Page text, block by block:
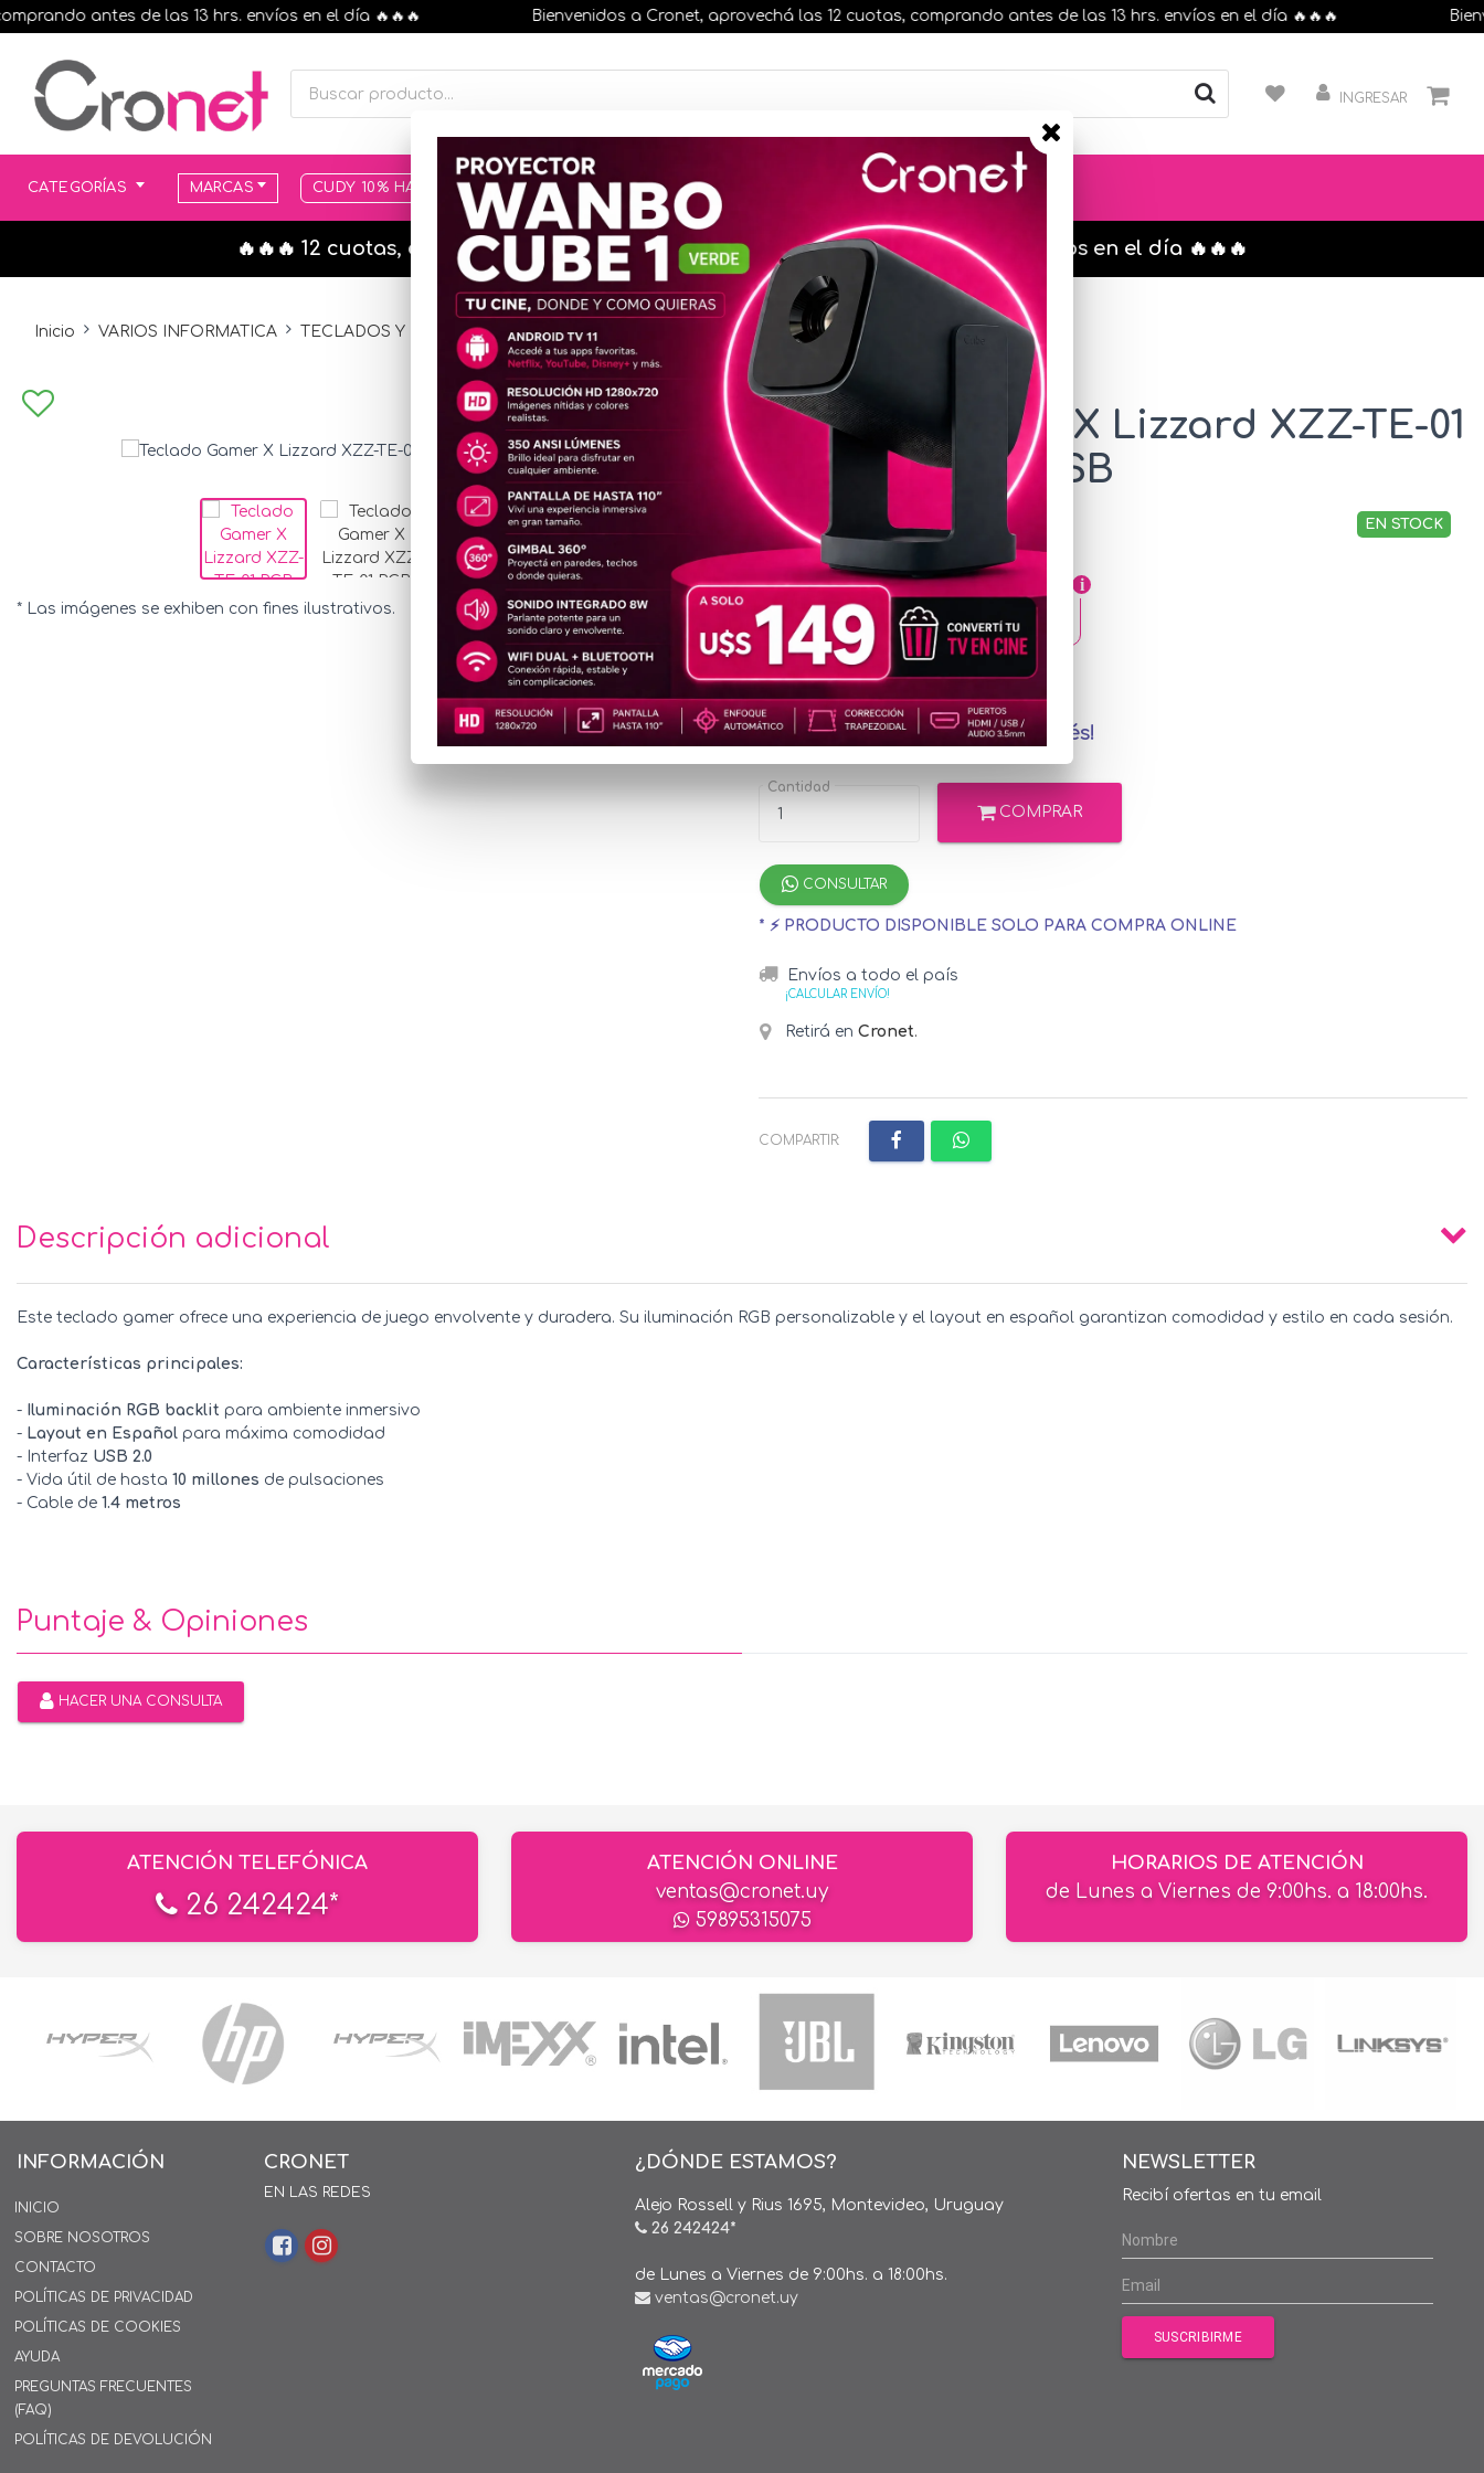
antes de las 13 hrs. envíos en el día 🔥🔥🔥 Bienvenidos a Cronet, aprovechá las 12 cuotas, comprando antes de las 13 hrs. envíos en el día 🔥🔥🔥
INGRESAR
CATEGORÍAS MARCAS CUDY 10% HASTA AGOTAR STOCK MOVILIDAD ELÉCTRICA 25% OFF
🔥🔥🔥 12 cuotas, en todos nuestros artículos, comprando antes de las 13 hrs. envíos en el día 🔥🔥🔥
Inicio VARIOS INFORMATICA TECLADOS Y MOUSE
* Las imágenes se exhiben con fines ilustrativos.
Teclado Gamer X Lizzard XZZ-TE-01
RGB Español USB
TEC146 EN STOCK
u$s10,98
Precio
especial
u$s12.11 con MercadoPago
¡Hasta 12 cuotas sin interés!
Cantidad
COMPRAR
CONSULTAR
* ⚡ PRODUCTO DISPONIBLE SOLO PARA COMPRA ONLINE
Envíos a todo el país
¡CALCULAR ENVÍO!
Retirá en Cronet.
COMPARTIR:
Descripción adicional
Este teclado gamer ofrece una experiencia de juego envolvente y duradera. Su iluminación RGB personalizable y el layout en español garantizan comodidad y estilo en cada sesión.
Características principales:
- Iluminación RGB backlit para ambiente inmersivo
- Layout en Español para máxima comodidad
- Interfaz USB 2.0
- Vida útil de hasta 10 millones de pulsaciones
- Cable de 1.4 metros
Puntaje & Opiniones
HACER UNA CONSULTA
ATENCIÓN TELEFÓNICA
26 242424*
ATENCIÓN ONLINE
ventas@cronet.uy
59895315075
HORARIOS DE ATENCIÓN
de Lunes a Viernes de 9:00hs. a 18:00hs.
INFORMACIÓN
INICIO
SOBRE NOSOTROS
CONTACTO
POLÍTICAS DE PRIVACIDAD
POLÍTICAS DE COOKIES
AYUDA
PREGUNTAS FRECUENTES
(FAQ)
POLÍTICAS DE DEVOLUCIÓN
CRONET
EN LAS REDES
¿DÓNDE ESTAMOS?
Alejo Rossell y Rius 1695, Montevideo, Uruguay
26 242424*
de Lunes a Viernes de 9:00hs. a 18:00hs.
ventas@cronet.uy
NEWSLETTER
Recibí ofertas en tu email